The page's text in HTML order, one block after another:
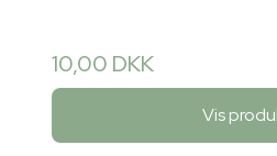
10,00 DKK
Vis